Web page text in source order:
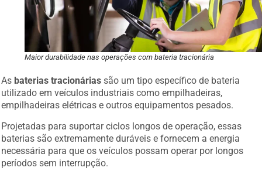
Maior durabilidade nas operações com bateria tracionária
As baterias tracionárias são um tipo específico de bateria
utilizado em veículos industriais como empilhadeiras,
empilhadeiras elétricas e outros equipamentos pesados.
Projetadas para suportar ciclos longos de operação, essas
baterias são extremamente duráveis e fornecem a energia
necessária para que os veículos possam operar por longos
períodos sem interrupção.